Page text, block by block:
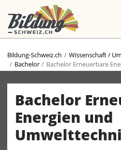
Bildung-Schweiz.ch Wissenschaft /
Bachelor
Bachelor Erneuerbare
Bachelor
Energien und